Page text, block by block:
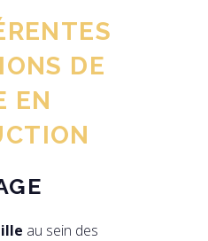
DE
EN
au sein des